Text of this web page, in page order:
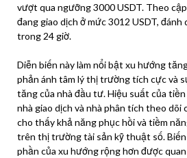
vượt qua ngưỡng 3000 USDT. Theo
đang giao dịch ở mức 3012 USDT,
trong 24 giờ.
Diễn biến này làm nổi bật xu hướng
phản ánh tâm lý thị trường tích cực và
tăng của nhà đầu tư. Hiệu suất của
nhà giao dịch và nhà phân tích theo
cho thấy khả năng phục hồi và tiềm
trên thị trường tài sản kỹ thuật số. Biến
phần của xu hướng rộng hơn được